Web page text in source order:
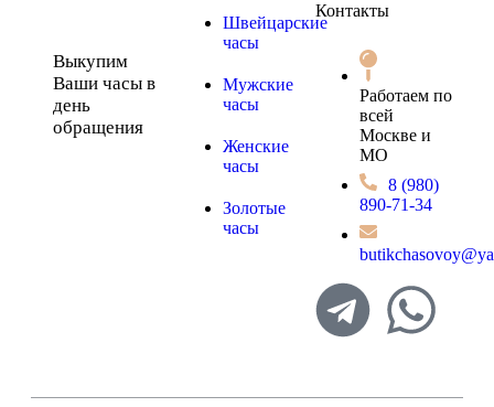
Выкупим
Ваши часы в
день
обращения
Швейцарские
часы
Мужские
часы
Женские
часы
Золотые
часы
Контакты
Работаем по
всей
Москве и
МО
8 (980)
890-71-34